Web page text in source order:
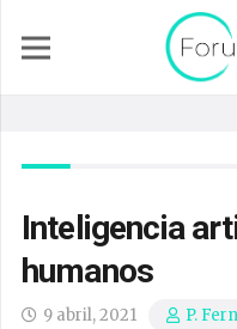
Inteligencia
humanos
9 abril, 2021
P.